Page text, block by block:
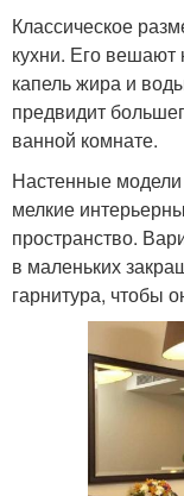
Классическое
кухни. Его вешают
капель жира и
предвидит
ванной комнате.
Настенные
мелкие
пространство.
в маленьких
гарнитура, чтобы